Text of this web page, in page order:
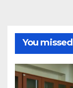
You missed